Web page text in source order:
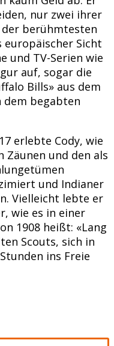
nur zwei ihrer
berühmtesten
europäischer Sicht
und TV-Serien wie
auf, sogar die
Bills» aus dem
dem begabten
erlebte Cody, wie
und den als
und Indianer
Vielleicht lebte er
wie es in einer
1908 heißt: «Lang
Scouts, sich in
ins Freie